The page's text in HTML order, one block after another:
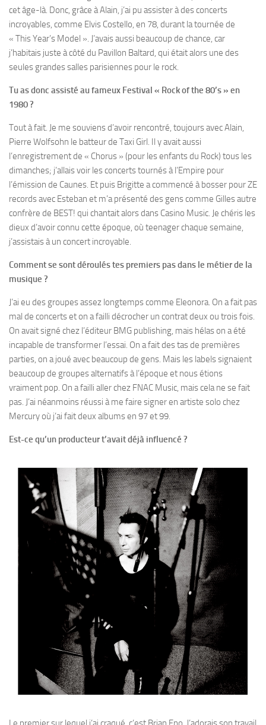
cet âge-là. Donc, grâce à Alain, j’ai pu assister à des concerts
incroyables, comme Elvis Costello, en 78, durant la tournée de
« This Year’s Model ». J’avais aussi beaucoup de chance, car
j’habitais juste à côté du Pavillon Baltard, qui était alors une des
seules grandes salles parisiennes pour le rock.
Tu as donc assisté au fameux Festival « Rock of the 80’s » en
1980 ?
Tout à fait. Je me souviens d’avoir rencontré, toujours avec Alain,
Pierre Wolfsohn le batteur de Taxi Girl. Il y avait aussi
l’enregistrement de « Chorus » (pour les enfants du Rock) tous les
dimanches; j’allais voir les concerts tournés à l’Empire pour
l’émission de Caunes. Et puis Brigitte a commencé à bosser pour ZE
records avec Esteban et m’a présenté des gens comme Gilles autre
confrère de BEST! qui chantait alors dans Casino Music. Je chéris les
dieux d’avoir connu cette époque, où teenager chaque semaine,
j’assistais à un concert incroyable.
Comment se sont déroulés tes premiers pas dans le métier de la
musique ?
J’ai eu des groupes assez longtemps comme Eleonora. On a fait pas
mal de concerts et on a failli décrocher un contrat deux ou trois fois.
On avait signé chez l’éditeur BMG publishing, mais hélas on a été
incapable de transformer l’essai. On a fait des tas de premières
parties, on a joué avec beaucoup de gens. Mais les labels signaient
beaucoup de groupes alternatifs à l’époque et nous étions
vraiment pop. On a failli aller chez FNAC Music, mais cela ne se fait
pas. J’ai néanmoins réussi à me faire signer en artiste solo chez
Mercury où j’ai fait deux albums en 97 et 99.
Est-ce qu’un producteur t’avait déjà influencé ?